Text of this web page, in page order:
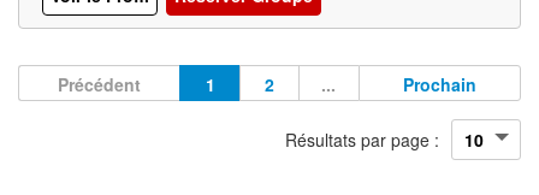
Précédent 1 2 ... Prochain
Résultats par page :